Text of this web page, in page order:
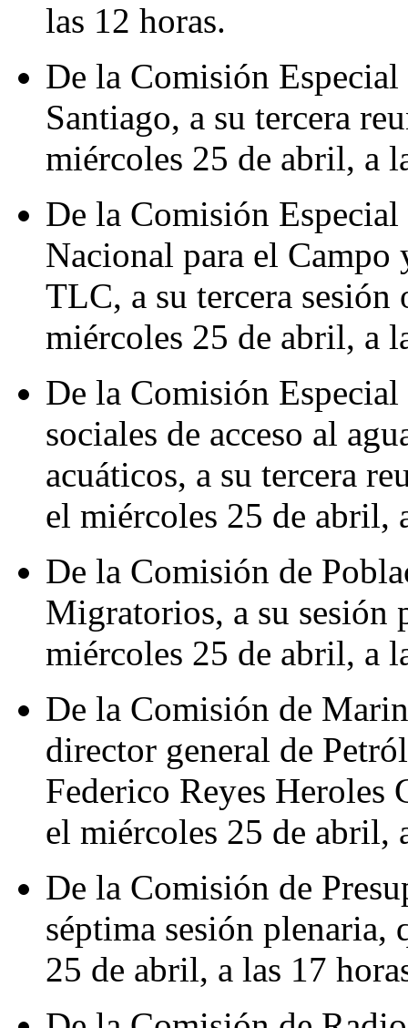
las 12 horas.
De la Comisión
Santiago, a su tercera
miércoles 25 de abril, a
De la Comisión
Nacional para el
TLC, a su tercera sesión
miércoles 25 de abril, a
De la Comisión Especial
sociales de acceso al
acuáticos, a su tercera
el miércoles 25 de abril,
De la Comisión de
Migratorios, a su sesión
miércoles 25 de abril, a
De la Comisión de
director general de
Federico Reyes Heroles
el miércoles 25 de abril,
De la Comisión de
séptima sesión plenaria,
25 de abril, a las 17